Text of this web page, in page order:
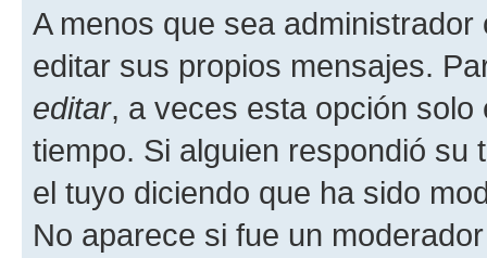
A menos que sea
editar sus propios mensajes.
editar, a veces esta opción
tiempo. Si alguien respondió
el tuyo diciendo que ha sido
No aparece si fue un